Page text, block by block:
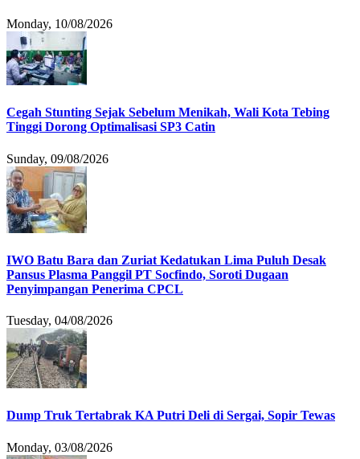
Monday, 10/08/2026
Cegah Stunting Sejak Sebelum Menikah, Wali Kota Tebing
Tinggi Dorong Optimalisasi SP3 Catin
Sunday, 09/08/2026
IWO Batu Bara dan Zuriat Kedatukan Lima Puluh Desak
Pansus Plasma Panggil PT Socfindo, Soroti Dugaan
Penyimpangan Penerima CPCL
Tuesday, 04/08/2026
Dump Truk Tertabrak KA Putri Deli di Sergai, Sopir Tewas
Monday, 03/08/2026